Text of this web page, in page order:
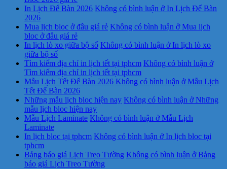
In Lịch Để Bàn 2026 Không có bình luận ở In Lịch Để Bàn
2026
Mua lịch bloc ở đâu giá rẻ Không có bình luận ở Mua lịch
bloc ở đâu giá rẻ
In lịch lò xo giữa bộ số Không có bình luận ở In lịch lò xo
giữa bộ số
Tìm kiếm địa chỉ in lịch tết tại tphcm Không có bình luận ở
Tìm kiếm địa chỉ in lịch tết tại tphcm
Mẫu Lịch Tết Để Bàn 2026 Không có bình luận ở Mẫu Lịch
Tết Để Bàn 2026
Những mẫu lịch bloc hiện nay Không có bình luận ở Những
mẫu lịch bloc hiện nay
Mẫu Lịch Laminate Không có bình luận ở Mẫu Lịch
Laminate
In lịch bloc tại tphcm Không có bình luận ở In lịch bloc tại
tphcm
Bảng báo giá Lịch Treo Tường Không có bình luận ở Bảng
báo giá Lịch Treo Tường